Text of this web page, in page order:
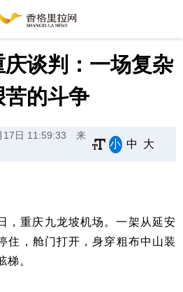
谈判：一场复杂
苦的斗争
17日 11:59:33
来
小 中 大
重庆九龙坡机场。一架从延安
住，舱门打开，身穿粗布中山装
梯。